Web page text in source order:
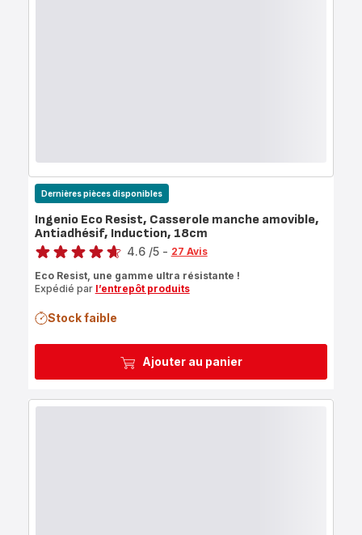
Ajouter au panier
Dernières pièces disponibles
Ingenio Eco Resist, Casserole manche amovible,
Antiadhésif, Induction, 18cm
Note
4.6 /5 - 27 Avis
Eco Resist, une gamme ultra résistante !
Expédié par l’entrepôt produits
Stock faible